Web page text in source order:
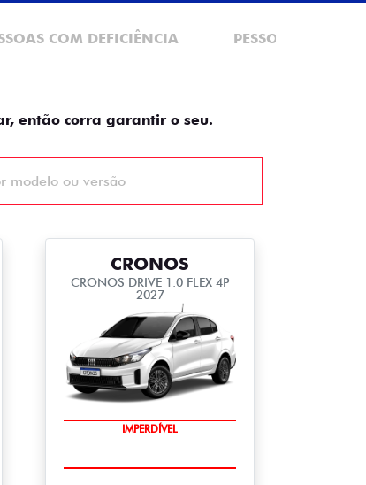
COM DEFICIÊNCIA PESSOA FÍSICA
então corra garantir o seu.
CRONOS
CRONOS DRIVE 1.0 FLEX 4P
2027
IMPERDÍVEL